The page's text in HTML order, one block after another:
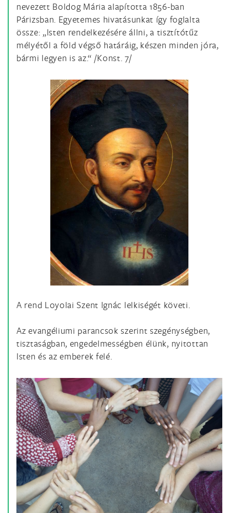
nevezett Boldog Mária alapította 1856-ban
Párizsban. Egyetemes hivatásunkat így foglalta
össze: „Isten rendelkezésére állni, a tisztítótűz
mélyétől a föld végső határáig, készen minden jóra,
bármi legyen is az.“ /Konst. 7/
A rend Loyolai Szent Ignác lelkiségét követi.
Az evangéliumi parancsok szerint szegénységben,
tisztaságban, engedelmességben élünk, nyitottan
Isten és az emberek felé.